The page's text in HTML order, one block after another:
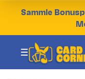
Sammle